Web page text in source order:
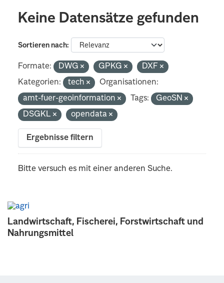
Landwirtschaft, Fischerei, Forstwirtschaft und
Nahrungsmittel
Keine Datensätze gefunden
Sortieren nach
Formate: DWG GPKG
DXF
Kategorien:
tech
Organisationen:
amt-fuer-geoinformation
Tags:
GeoSN
DSGKL
opendata
Ergebnisse filtern
Bitte versuch es mit einer anderen Suche.